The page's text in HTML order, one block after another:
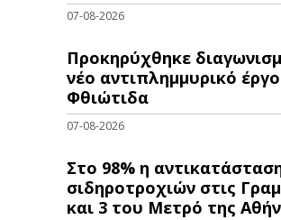
07-08-2026
Προκηρύχθηκε
νέo αντιπλημμυρικό
Φθιώτιδα
07-08-2026
Στο 98% η
σιδηροτροχιών στις
και 3 του Μετρό της